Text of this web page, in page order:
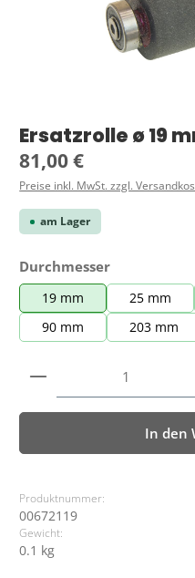
Ersatzrolle ø 19
Regulärer Preis:
81,00 €
Preise inkl. MwSt. zzgl.
am Lager
Durchmesserauswählen
19 mm 25 mm
90 mm
203 mm
Produkt Anzahl: Gib
In den
Produktnummer:
00672119
Gewicht:
0.1 kg